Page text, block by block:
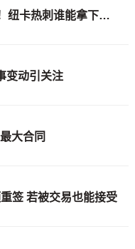
8.5日：5000万意甲铁卫引发英超！纽卡热刺谁能拿下斯卡尔维尼？
变动引关注
大合同
签 若被交易也能接受